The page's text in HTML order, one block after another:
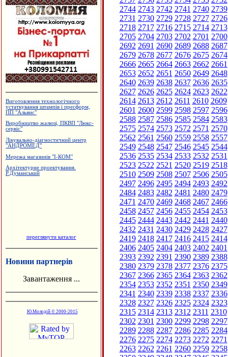
Виготовлення технологічного
устаткування штампів і пресформ,
ПП "Альянс"
Виробництво жалюзі, ПКВП "Люкс-
сервіс"
Лікувально-діагностичний центр
"АНДРОМЕД"
Мережа магазинів "І-КОМ"
Архітектурне проектування.
Р.Думанський
переглянути каталог
Новини партнерів
Завантаження ...
Ю.Молодій © 2000-2015
2744 2743 2742 2741 2740 2739
2731 2730 2729 2728 2727 2726
2718 2717 2716 2715 2714 2713
2705 2704 2703 2702 2701 2700
2692 2691 2690 2689 2688 2687
2679 2678 2677 2676 2675 2674
2666 2665 2664 2663 2662 2661
2653 2652 2651 2650 2649 2648
2640 2639 2638 2637 2636 2635
2627 2626 2625 2624 2623 2622
2614 2613 2612 2611 2610 2609
2601 2600 2599 2598 2597 2596
2588 2587 2586 2585 2584 2583
2575 2574 2573 2572 2571 2570
2562 2561 2560 2559 2558 2557
2549 2548 2547 2546 2545 2544
2536 2535 2534 2533 2532 2531
2523 2522 2521 2520 2519 2518
2510 2509 2508 2507 2506 2505
2497 2496 2495 2494 2493 2492
2484 2483 2482 2481 2480 2479
2471 2470 2469 2468 2467 2466
2458 2457 2456 2455 2454 2453
2445 2444 2443 2442 2441 2440
2432 2431 2430 2429 2428 2427
2419 2418 2417 2416 2415 2414
2406 2405 2404 2403 2402 2401
2393 2392 2391 2390 2389 2388
2380 2379 2378 2377 2376 2375
2367 2366 2365 2364 2363 2362
2354 2353 2352 2351 2350 2349
2341 2340 2339 2338 2337 2336
2328 2327 2326 2325 2324 2323
2315 2314 2313 2312 2311 2310
2302 2301 2300 2299 2298 2297
2289 2288 2287 2286 2285 2284
2276 2275 2274 2273 2272 2271
2263 2262 2261 2260 2259 2258